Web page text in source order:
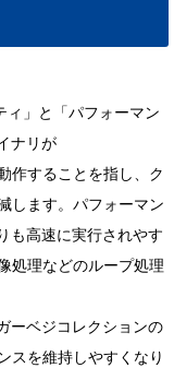
」と「パフォーマン
ナリが
作することを指し、ク
します。パフォーマン
も高速に実行されやす
処理などのループ処理
ーベジコレクションの
スを維持しやすくなり